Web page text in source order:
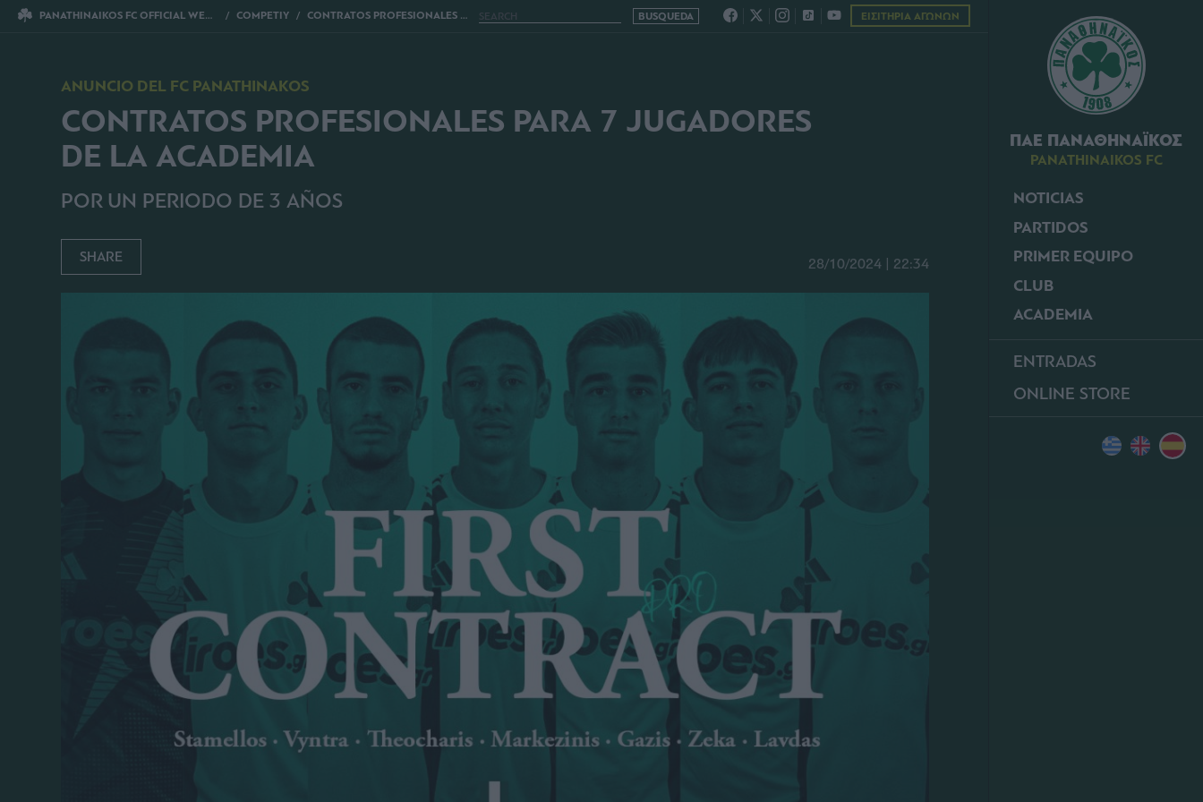
ΠΑΕ ΠΑΝΑΘΗΝΑΪΚΟΣ
PANATHINAIKOS FC
NOTICIAS
PARTIDOS
PRIMER EQUIPO
CLUB
ACADEMIA
ENTRADAS
ONLINE STORE
PANATHINAIKOS FC OFFICIAL WEBSITE COMPETIY CONTRATOS PROFESIONALES PARA 7 JUGADORES DE LA ACADEMIA ΕΙΣΙΤΗΡΙΑ ΑΓΩΝΩΝ
ANUNCIO DEL FC PANATHINAKOS
CONTRATOS PROFESIONALES PARA 7 JUGADORES
DE LA ACADEMIA
POR UN PERIODO DE 3 AÑOS
SHARE 28/10/2024 | 22:34